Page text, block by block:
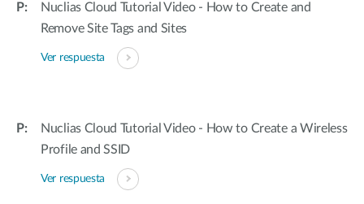
Nuclias Cloud Tutorial Video - How to Create and
Remove Site Tags and Sites
Ver respuesta
Nuclias Cloud Tutorial Video - How to Create a Wireless
Profile and SSID
Ver respuesta